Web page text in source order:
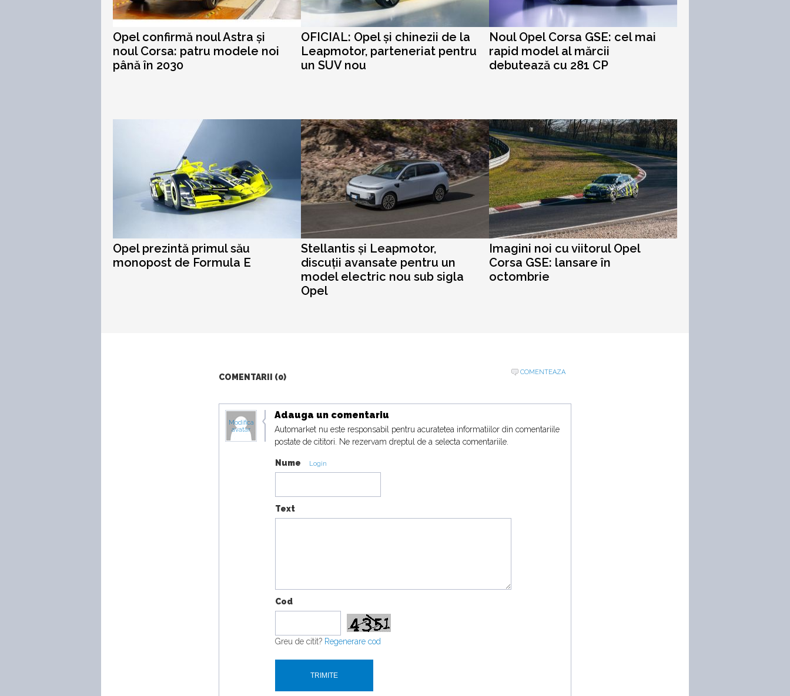
Opel confirmă noul Astra și
noul Corsa: patru modele noi
până în 2030
OFICIAL: Opel și chinezii de la
Leapmotor, parteneriat pentru
un SUV nou
Noul Opel Corsa GSE: cel mai
rapid model al mărcii
debutează cu 281 CP
Opel prezintă primul său
monopost de Formula E
Stellantis și Leapmotor,
discuții avansate pentru un
model electric nou sub sigla
Opel
Imagini noi cu viitorul Opel
Corsa GSE: lansare în
octombrie
COMENTARII (0)
COMENTEAZA
Modifica
avatar
Adauga un comentariu
Automarket nu este responsabil pentru acuratetea informatiilor din comentariile
postate de cititori. Ne rezervam dreptul de a selecta comentariile.
Nume Login
Text
Cod
Greu de citit? Regenerare cod